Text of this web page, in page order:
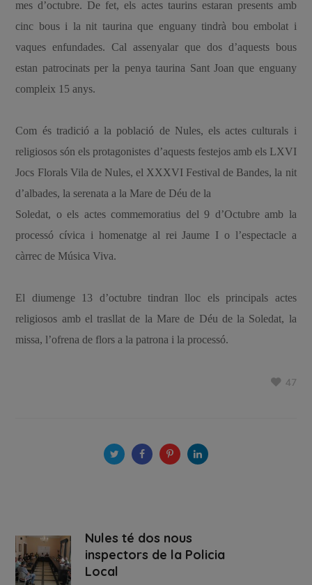
mes d’octubre. De fet, els actes taurins estaran presents amb
cinc bous i la nit taurina que enguany tindrà bou embolat i
vaques enfundades. Cal assenyalar que dos d’aquests bous
estan patrocinats per la penya taurina Sant Joan que enguany
compleix 15 anys.
Com és tradició a la població de Nules, els actes culturals i
religiosos són els protagonistes d’aquests festejos amb els LXVI
Jocs Florals Vila de Nules, el XXXVI Festival de Bandes, la nit
d’albades, la serenata a la Mare de Déu de la
Soledat, o els actes commemoratius del 9 d’Octubre amb la
processó cívica i homenatge al rei Jaume I o l’espectacle a
càrrec de Música Viva.
El diumenge 13 d’octubre tindran lloc els principals actes
religiosos amb el trasllat de la Mare de Déu de la Soledat, la
missa, l’ofrena de flors a la patrona i la processó.
47
Nules té dos nous
inspectors de la Policia
Local